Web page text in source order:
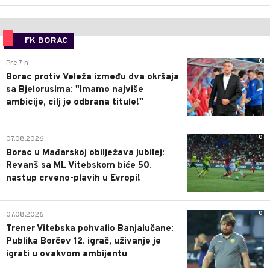
FK BORAC
0
Pre 7 h
Borac protiv Veleža između dva okršaja
sa Bjelorusima: "Imamo najviše
ambicije, cilj je odbrana titule!"
0
07.08.2026.
Borac u Mađarskoj obilježava jubilej:
Revanš sa ML Vitebskom biće 50.
nastup crveno-plavih u Evropi!
0
07.08.2026.
Trener Vitebska pohvalio Banjalučane:
Publika Borčev 12. igrač, uživanje je
igrati u ovakvom ambijentu